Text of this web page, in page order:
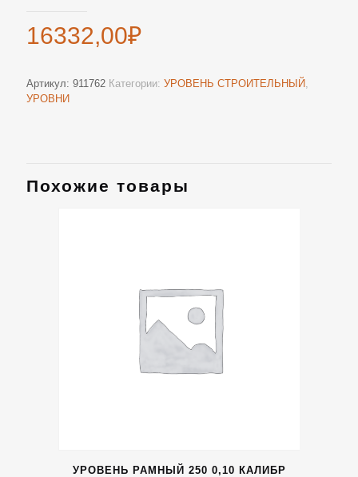
16332,00₽
Артикул: 911762 Категории: УРОВЕНЬ СТРОИТЕЛЬНЫЙ,
УРОВНИ
Похожие товары
УРОВЕНЬ РАМНЫЙ 250 0,10 КАЛИБР